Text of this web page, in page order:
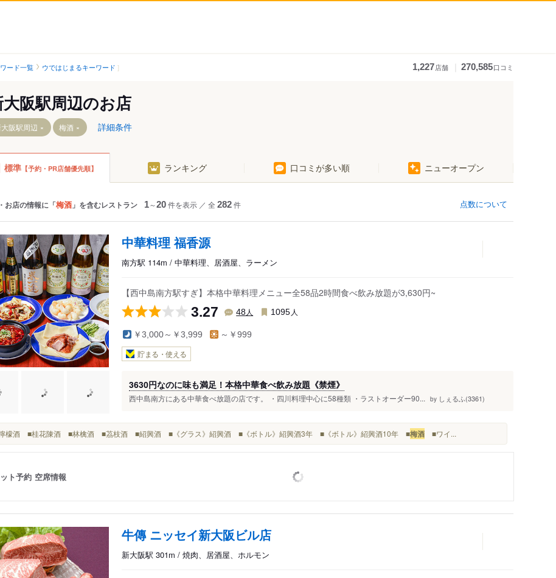
ード一覧 ウではじまるキーワード 1,227店舗 270,585口コミ
駅
方駅
大阪駅周辺のお店
阪駅周辺 梅酒 詳細条件
標準 【予約・PR店舗優先順】 ランキング 口コミが多い順 ニューオープン
お店の情報に「梅酒 」を含むレストラン 1～20件を表示 ／ 全 282件 点数について
中華料理 福香源
南方駅 114m / 中華料理、居酒屋、ラーメン
【西中島南方駅すぎ】本格中華料理メニュー全58品2時間食べ飲み放題が3,630円~
3.27 48人 1095 人
￥3,000～￥3,999 ～￥999
貯まる・使える
3630円なのに味も満足！本格中華食べ飲み放題《禁煙》
西中島南方にある中華食べ放題の店です。 ・四川料理中心に58種類 ・ラストオーダー90... by しぇるふ(3361)
檬酒 ■桂花陳酒 ■林檎酒 ■茘枝酒 ■紹興酒 ■《グラス》紹興酒 ■《ボトル》紹興酒3年 ■《ボトル》紹興酒10年 ■梅酒 ■ワイ...
ト予約 空席情報
牛傳 ニッセイ新大阪ビル店
新大阪駅 301m / 焼肉、居酒屋、ホルモン